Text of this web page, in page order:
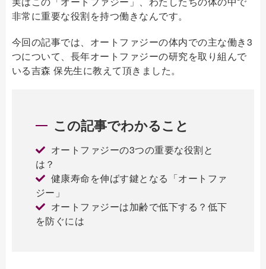
非常に重要な役割を持つ働きなんです。
今回の記事では、オートファジーの体内での主な働き3
つについて、長年オートファジーの研究を取り組んで
いる吉森 保先生に教えて頂きました。
この記事でわかること
オートファジーの3つの重要な役割と
は？
健康寿命を伸ばす鍵となる「オートファ
ジー」
オートファジーは加齢で低下する？低下
を防ぐには